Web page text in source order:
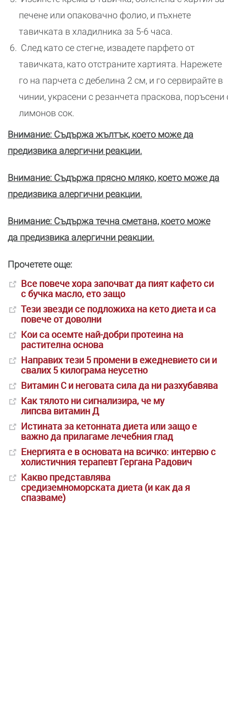
печене или опаковачно фолио, и пъхнете
тавичката в хладилника за 5-6 часа.
След като се стегне, извадете парфето от
тавичката, като отстраните хартията. Нарежете
го на парчета с дебелина 2 см, и го сервирайте в
чинии, украсени с резанчета праскова, поръсени
лимонов сок.
Внимание: Съдържа жълтък, което може да
предизвика алергични реакции.
Внимание: Съдържа прясно мляко, което може да
предизвика алергични реакции.
Внимание: Съдържа течна сметана, което може
да предизвика алергични реакции.
Прочетете още:
Все повече хора започват да пият кафето си
с бучка масло, ето защо
Тези звезди се подложиха на кето диета и са
повече от доволни
Кои са осемте най-добри протеина на
растителна основа
Направих тези 5 промени в ежедневието си и
свалих 5 килограма неусетно
Витамин С и неговата сила да ни разхубавява
Как тялото ни сигнализира, че му
липсва витамин Д
Истината за кетонната диета или защо е
важно да прилагаме лечебния глад
Енергията е в основата на всичко: интервю с
холистичния терапевт Гергана Радович
Какво представлява
средиземноморската диета (и как да я
спазваме)